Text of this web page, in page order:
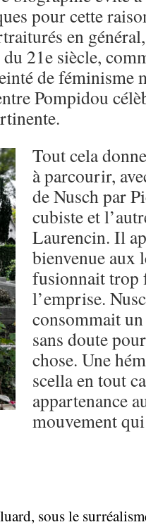
pour cette
en
21e siècle,
de féminisme
Pompidou
Tout cela
à parcourir,
de Nusch par
cubiste et
Laurencin. Il
bienvenue aux
fusionnait trop
l’emprise.
consommait un
sans doute
chose. Une
scella en tout
appartenance
mouvement
sous le